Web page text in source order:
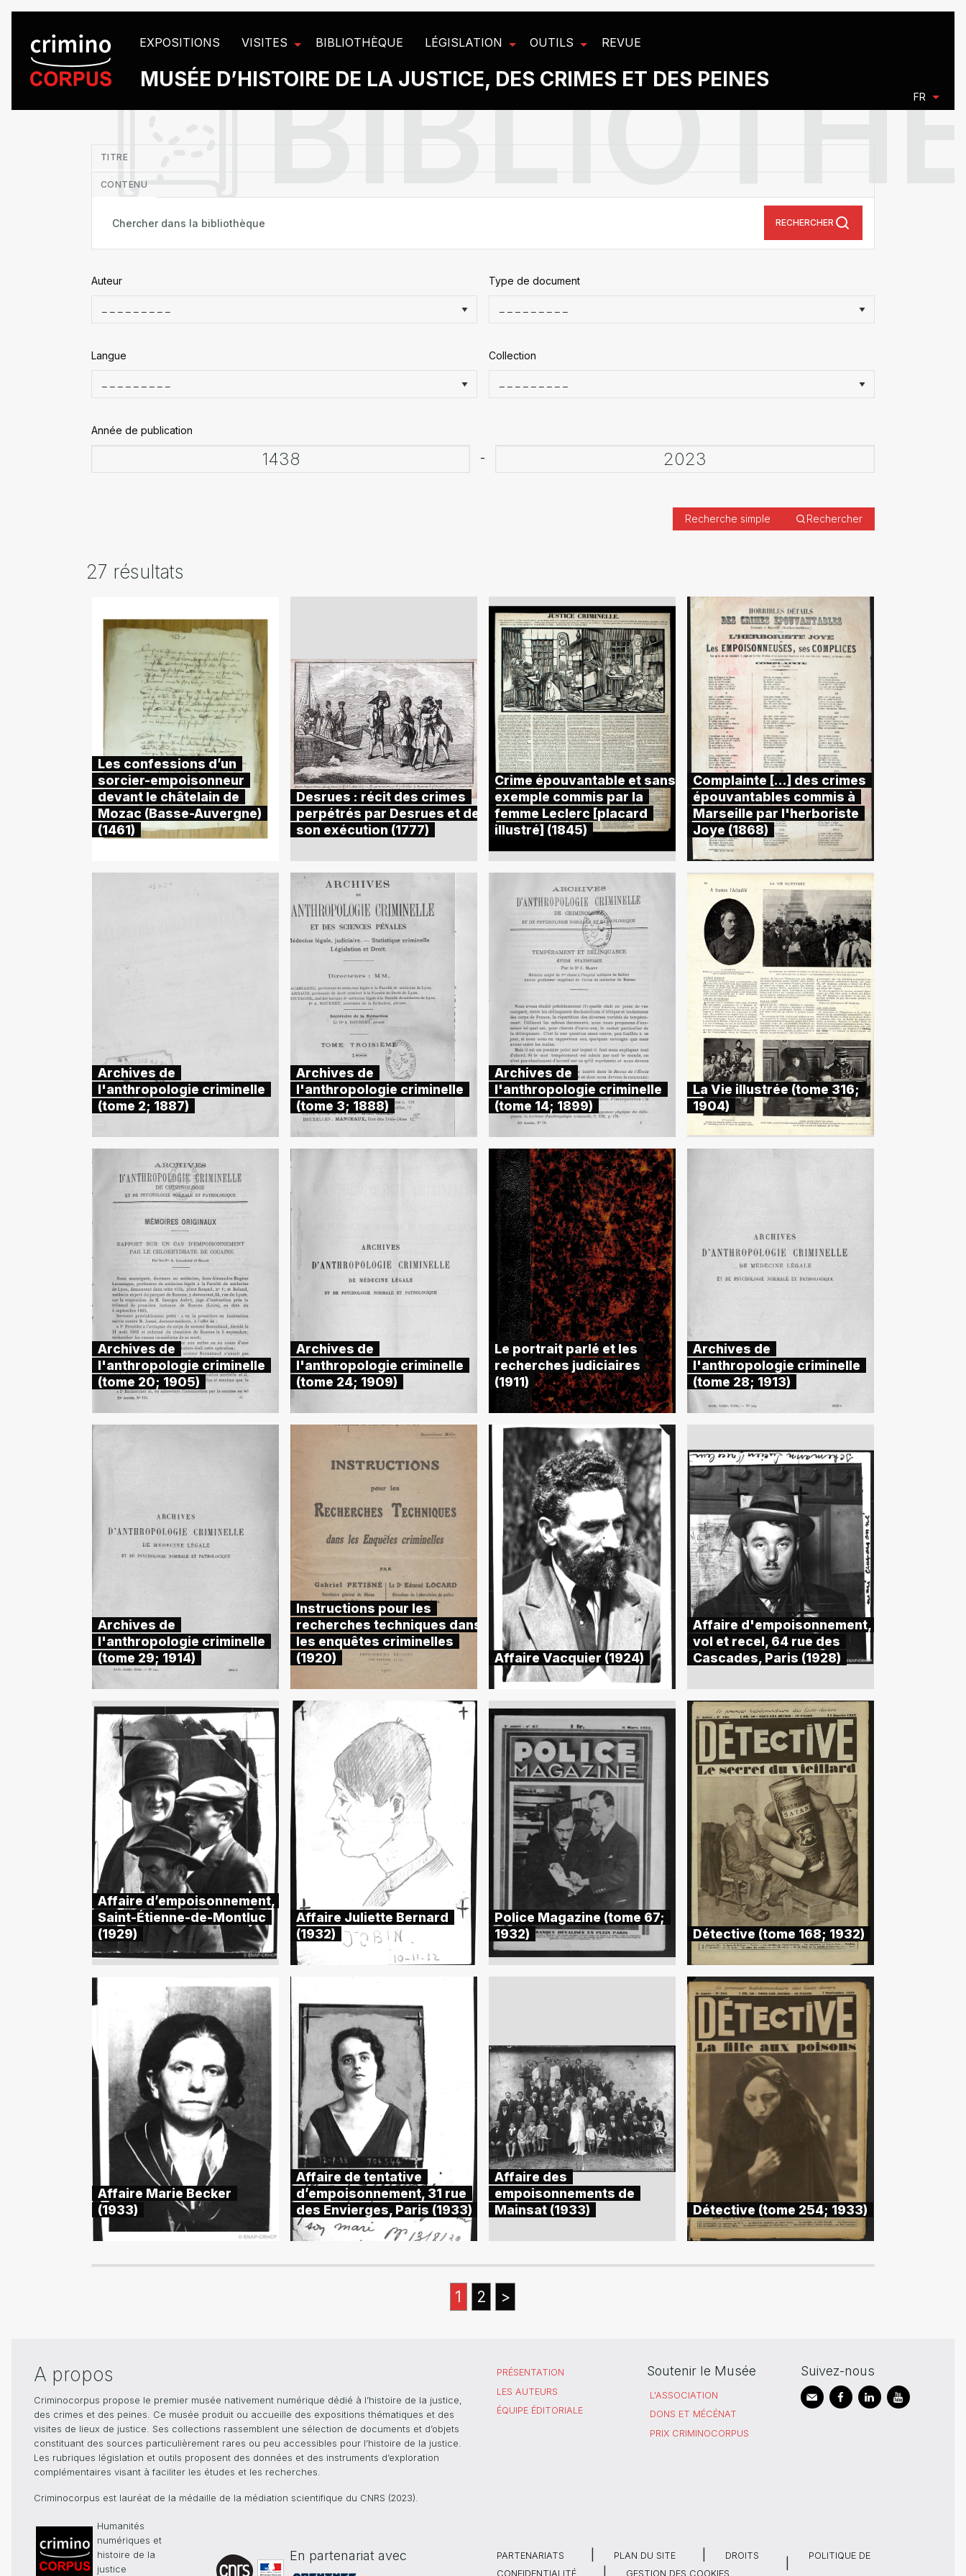
EXPOSITIONS VISITES BIBLIOTHÈQUE LÉGISLATION OUTILS REVUE
MUSÉE D’HISTOIRE DE LA JUSTICE, DES CRIMES ET DES PEINES
FR
TITRE
CONTENU
RECHERCHER
Auteur Type de document
Langue Collection
Année de publication
-
Recherche simple Rechercher
27 résultats
Les confessions d’un
sorcier-empoisonneur
devant le châtelain de
Mozac (Basse-Auvergne)
(1461)
Desrues : récit des crimes
perpétrés par Desrues et de
son exécution (1777)
Crime épouvantable et sans
exemple commis par la
femme Leclerc [placard
illustré] (1845)
Complainte [...] des crimes
épouvantables commis à
Marseille par l'herboriste
Joye (1868)
Archives de
l'anthropologie criminelle
(tome 2; 1887)
Archives de
l'anthropologie criminelle
(tome 3; 1888)
Archives de
l'anthropologie criminelle
(tome 14; 1899)
La Vie illustrée (tome 316;
1904)
Archives de
l'anthropologie criminelle
(tome 20; 1905)
Archives de
l'anthropologie criminelle
(tome 24; 1909)
Le portrait parlé et les
recherches judiciaires
(1911)
Archives de
l'anthropologie criminelle
(tome 28; 1913)
Archives de
l'anthropologie criminelle
(tome 29; 1914)
Instructions pour les
recherches techniques dans
les enquêtes criminelles
(1920)
Affaire Vacquier (1924)
Affaire d'empoisonnement,
vol et recel, 64 rue des
Cascades, Paris (1928)
Affaire d’empoisonnement,
Saint-Étienne-de-Montluc
(1929)
Affaire Juliette Bernard
(1932)
Police Magazine (tome 67;
1932)
Détective (tome 168; 1932)
Affaire Marie Becker
(1933)
Affaire de tentative
d’empoisonnement, 31 rue
des Envierges, Paris (1933)
Affaire des
empoisonnements de
Mainsat (1933)
Détective (tome 254; 1933)
1 2 >
A propos
Criminocorpus propose le premier musée nativement numérique dédié à l’histoire de la justice,
des crimes et des peines. Ce musée produit ou accueille des expositions thématiques et des
visites de lieux de justice. Ses collections rassemblent une sélection de documents et d’objets
constituant des sources particulièrement rares ou peu accessibles pour l’histoire de la justice.
Les rubriques législation et outils proposent des données et des instruments d’exploration
complémentaires visant à faciliter les études et les recherches.
Criminocorpus est lauréat de la médaille de la médiation scientifique du CNRS (2023).
PRÉSENTATION
LES AUTEURS
ÉQUIPE ÉDITORIALE
Soutenir le Musée
L'ASSOCIATION
DONS ET MÉCÉNAT
PRIX CRIMINOCORPUS
Suivez-nous
Humanités
numériques et
histoire de la
justice
En partenariat avec PARTENARIATS PLAN DU SITE DROITS
POLITIQUE DE
CONFIDENTIALITÉ
GESTION DES COOKIES
Panneau de gestion des cookies